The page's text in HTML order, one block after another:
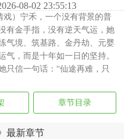
08-02 23:55:13
戏）宁禾，一个没有背景的普
有金手指，没有逆天气运，她
气境、筑基路、金丹劫、元婴
气，而是十年如一日的坚持。
只信一句话：“仙途再难，只
章节目录
最新章节